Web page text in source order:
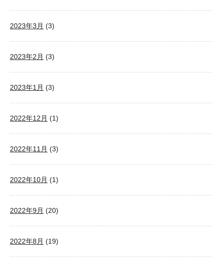
2023年3月 (3)
2023年2月 (3)
2023年1月 (3)
2022年12月 (1)
2022年11月 (3)
2022年10月 (1)
2022年9月 (20)
2022年8月 (19)